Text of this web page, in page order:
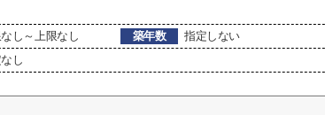
し～上限なし 築年数
指定しない
し